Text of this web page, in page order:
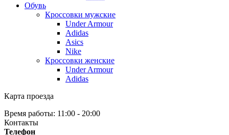
Обувь
Кроссовки мужские
Under Armour
Adidas
Asics
Nike
Кроссовки женские
Under Armour
Adidas
Карта проезда
Время работы: 11:00 - 20:00
Контакты
Телефон